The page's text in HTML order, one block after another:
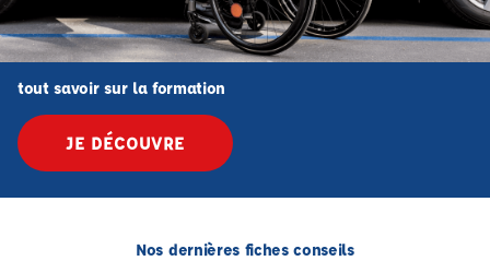
tout savoir sur la formation
JE DÉCOUVRE
Nos dernières fiches conseils